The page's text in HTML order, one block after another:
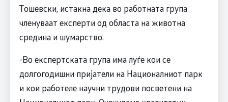
Тошевски, истакна дека во работната група
членуваат експерти од областа на животна
средина и шумарство.
-Во експертската група има луѓе кои се
долгогодишни пријатели на Националниот парк
и кои работеле научни трудови посветени на